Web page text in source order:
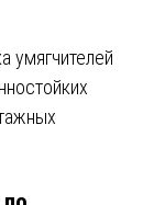
умягчителей